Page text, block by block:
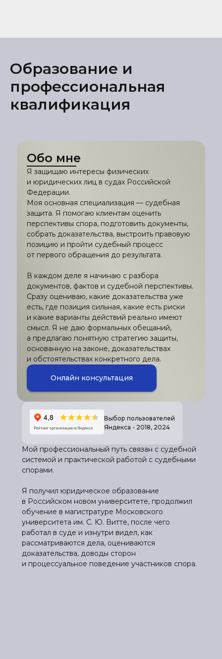
Образование и
профессиональная
квалификация
Обо мне
Я защищаю интересы физических
и юридических лиц в судах Российской
Федерации.
Моя основная специализация — судебная
защита. Я помогаю клиентам оценить
перспективы спора, подготовить документы,
собрать доказательства, выстроить правовую
позицию и пройти судебный процесс
от первого обращения до результата.
В каждом деле я начинаю с разбора
документов, фактов и судебной перспективы.
Сразу оцениваю, какие доказательства уже
есть, где позиция сильная, какие есть риски
и какие варианты действий реально имеют
смысл. Я не даю формальных обещаний,
а предлагаю понятную стратегию защиты,
основанную на законе, доказательствах
и обстоятельствах конкретного дела.
Онлайн консультация
Мой профессиональный путь связан с судебной
системой и практической работой с судебными
спорами.
Я получил юридическое образование
в Российском новом университете, продолжил
обучение в магистратуре Московского
университета им. С. Ю. Витте, после чего
работал в суде и изнутри видел, как
рассматриваются дела, оцениваются
доказательства, доводы сторон
и процессуальное поведение участников спора.
Выбор пользователей
Яндекса - 2018, 2024